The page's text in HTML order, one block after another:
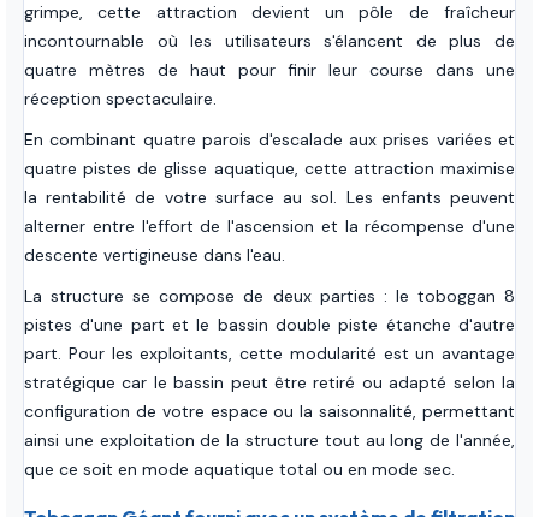
grimpe, cette attraction devient un pôle de fraîcheur
incontournable où les utilisateurs s'élancent de plus de
quatre mètres de haut pour finir leur course dans une
réception spectaculaire.
En combinant quatre parois d'escalade aux prises variées et
quatre pistes de glisse aquatique, cette attraction maximise
la rentabilité de votre surface au sol. Les enfants peuvent
alterner entre l'effort de l'ascension et la récompense d'une
descente vertigineuse dans l'eau.
La structure se compose de deux parties : le toboggan 8
pistes d'une part et le bassin double piste étanche d'autre
part. Pour les exploitants, cette modularité est un avantage
stratégique car le bassin peut être retiré ou adapté selon la
configuration de votre espace ou la saisonnalité, permettant
ainsi une exploitation de la structure tout au long de l'année,
que ce soit en mode aquatique total ou en mode sec.